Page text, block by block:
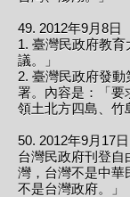
49. 2012年9月8日
1. 臺灣民政府教
議。」
2. 臺灣民政府發
署。內容是：「要
領土北方四島、竹
50. 2012年9月17日
台灣民政府刊登自
灣，台灣不是中華
不是台灣政府。」